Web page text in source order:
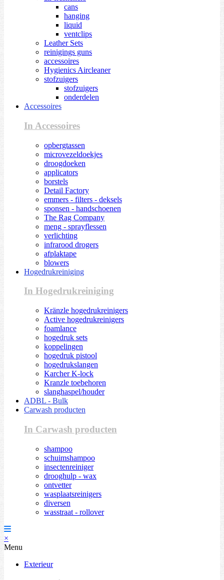
cans
hanging
liquid
ventclips
Leather Sets
reinigings guns
accessoires
Hygienics Aircleaner
stofzuigers
stofzuigers
onderdelen
Accessoires
In Accessoires
opbergtassen
microvezeldoekjes
droogdoeken
applicators
borstels
Detail Factory
emmers - filters - deksels
sponsen - handschoenen
The Rag Company
meng - sprayflessen
verlichting
infrarood drogers
afplaktape
blowers
Hogedrukreiniging
In Hogedrukreiniging
Kränzle hogedrukreinigers
Active hogedrukreinigers
foamlance
hogedruk sets
koppelingen
hogedruk pistool
hogedrukslangen
Karcher K-lock
Kranzle toebehoren
slanghaspel/houder
ADBL - Bulk
Carwash producten
In Carwash producten
shampoo
schuimshampoo
insectenreiniger
drooghulp - wax
ontvetter
wasplaatsreinigers
diversen
wasstraat - rollover
×
Menu
Exterieur